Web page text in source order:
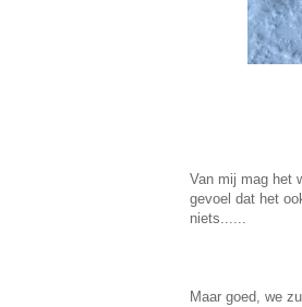
Van mij mag het
gevoel dat het
niets......
Maar goed, we